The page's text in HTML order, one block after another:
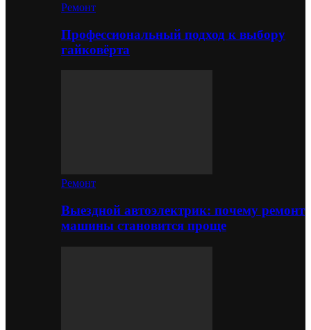
Ремонт
Профессиональный подход к выбору
гайковёрта
Ремонт
Выездной автоэлектрик: почему ремонт
машины становится проще